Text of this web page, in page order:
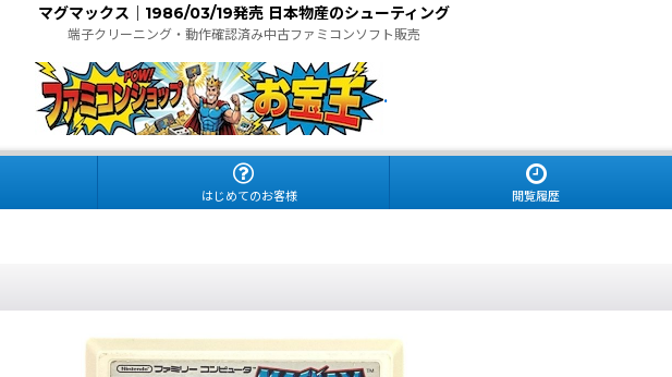
マグマックス｜1986/03/19発売 日本物産のシューティング
端子クリーニング・動作確認済み中古ファミコンソフト販売
.
はじめてのお客様 閲覧履歴